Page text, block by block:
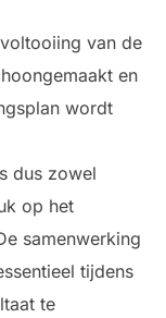
van de
en
wordt
dus zowel
op het
samenwerking
tijdens
te